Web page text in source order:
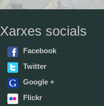
Xarxes socials
Facebook
Twitter
Google +
Flickr